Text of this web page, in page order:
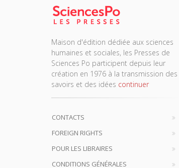
Maison d'édition dédiée aux sciences
humaines et sociales, les Presses de
Sciences Po participent depuis leur
création en 1976 à la transmission des
savoirs et des idées continuer
CONTACTS
FOREIGN RIGHTS
POUR LES LIBRAIRES
CONDITIONS GÉNÉRALES